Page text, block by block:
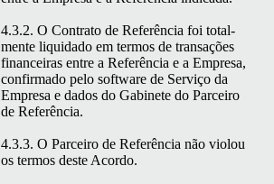
4.3.2. O Con­tra­to de Refer­ên­cia foi total­
mente liq­uida­do em ter­mos de transações
finan­ceiras entre a Refer­ên­cia e a Empre­sa,
con­fir­ma­do pelo soft­ware de Serviço da
Empre­sa e dados do Gabi­nete do Par­ceiro
de Referência.
4.3.3. O Par­ceiro de Refer­ên­cia não vio­lou
os ter­mos deste Acordo.